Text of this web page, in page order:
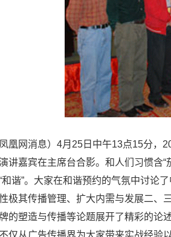
凤凰网消息）4月25日中午13点15分
讲嘉宾在主席台合影。和人们习惯含“
和谐”。大家在和谐预约的气氛中讨论
极其传播管理、扩大内需与发展二、
的塑造与传播等论题展开了精彩的论
仅从广告传播界为大家带来实战经验